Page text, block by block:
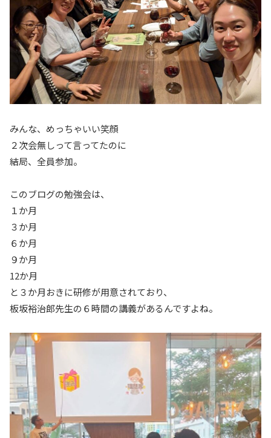
みんな、めっちゃいい笑顔
２次会無しって言ってたのに
結局、全員参加。
このブログの勉強会は、
１か月
３か月
６か月
９か月
12か月
と３か月おきに研修が用意されており、
板坂裕治郎先生の６時間の講義があるんですよね。